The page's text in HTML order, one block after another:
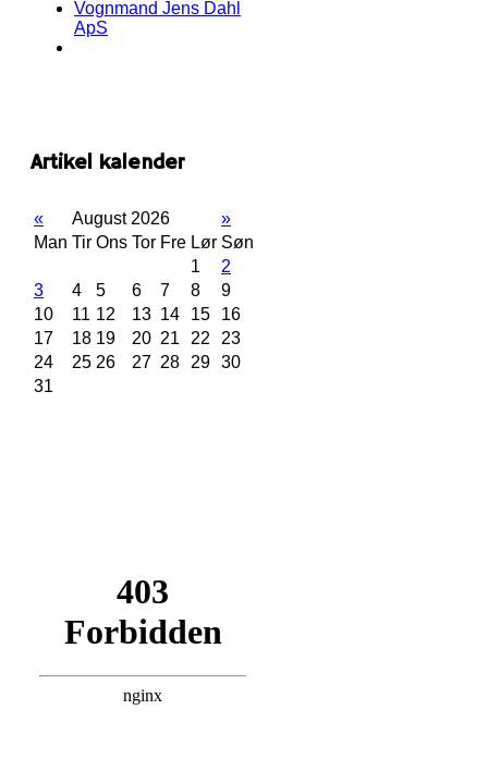
Vognmand Jens Dahl
ApS
Artikel kalender
« August 2026
»
Man Tir Ons Tor Fre Lør Søn
1
2
3
4 5 6 7 8
9
10
11 12 13 14 15
16
17
18 19 20 21 22
23
24
25 26 27 28 29 30
31